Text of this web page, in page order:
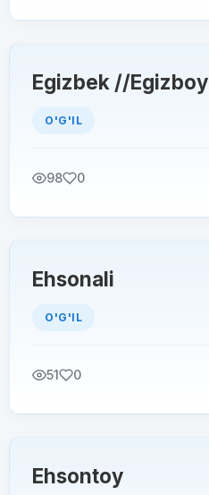
Egizbek //Egizboy
O'G'IL
98 0
Ehsonali
O'G'IL
51 0
Ehsontoy